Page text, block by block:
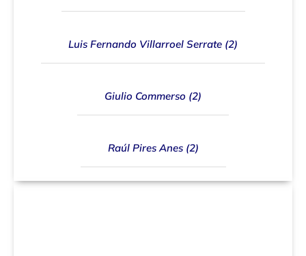
Luis Fernando Villarroel Serrate (2)
Giulio Commerso (2)
Raúl Pires Anes (2)